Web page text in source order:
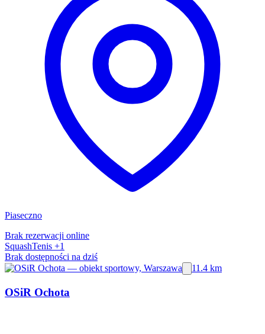
Piaseczno
Brak rezerwacji online
SquashTenis +1
Brak dostępności na dziś
11.4 km
OSiR Ochota